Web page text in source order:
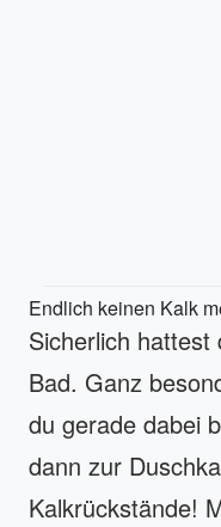
Endlich keinen Kalk
Sicherlich
Bad. Ganz
du gerade dabei
dann zur
Kalkrückstände!